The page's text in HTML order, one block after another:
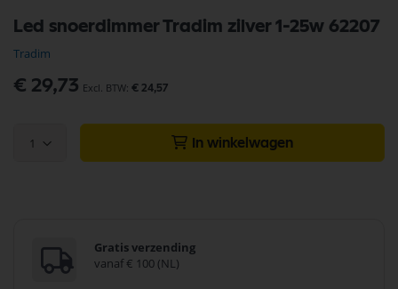
Led snoerdimmer Tradim zilver 1-25w 62207
Tradim
€ 29,73 € 24,57
1 In winkelwagen
Gratis verzending
vanaf € 100 (NL)
naar
het
begin
van
de